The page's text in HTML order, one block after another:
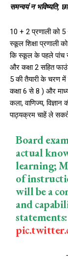
समन्वयं न भविष्यति,
10 + 2 प्रणाली को 5
स्कूल शिक्षा प्रणाली
कि स्कूल के पहले पांच
और कक्षा 2 सहित
5 की तैयारी के चरण में
कक्षा 6 से 8 ) और
कला, वाणिज्य,
पाठ्यक्रम चाहें ले
Board
actual
learning;
of
will be a
and